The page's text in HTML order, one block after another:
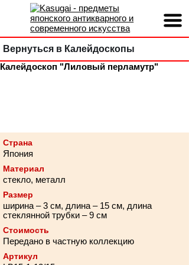
Вернуться в Калейдоскопы
Калейдоскоп "Лиловый перламутр"
Страна
Япония
Материал
стекло, металл
Размер
ширина – 3 см, длина – 15 см, длина
стеклянной трубки – 9 см
Стоимость
Передано в частную коллекцию
Артикул